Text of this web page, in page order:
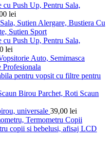
Push Up, Pentru Sala,
lei
Push Up, Pentru Sala,
lei
pentru vopsit cu filtre pentru
universale 39,00 lei
copii si bebelusi, afisaj LCD